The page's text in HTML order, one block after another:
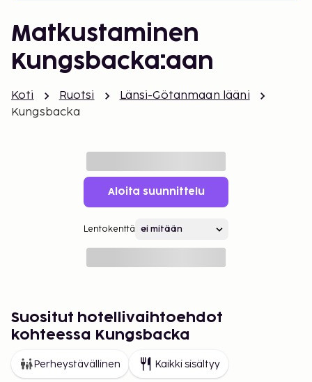
Matkustaminen
Kungsbacka:aan
Koti Ruotsi
Länsi-Götanmaan lääni
Kungsbacka
Aloita suunnittelu
Lentokenttä
Suositut hotellivaihtoehdot
kohteessa Kungsbacka
Perheystävällinen Kaikki sisältyy